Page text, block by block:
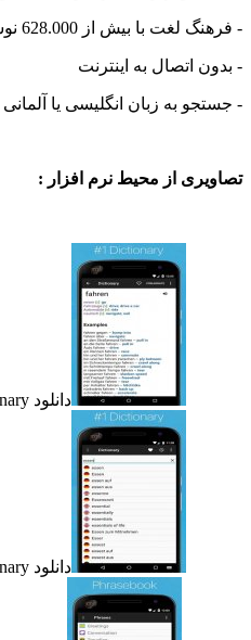
بیش از 628.000 نوشته های آفلاین
به اینترنت
به زبان انگلیسی یا آلمانی
از محیط نرم افزار :
دانلود German English Dictionary
دانلود German English Dictionary